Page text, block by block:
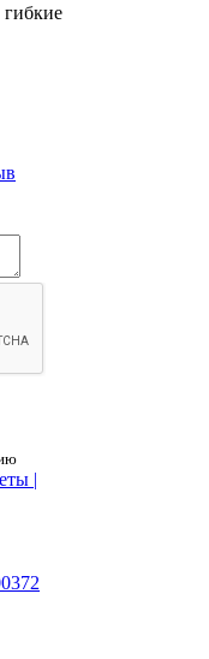
гибкие